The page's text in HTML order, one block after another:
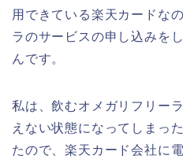
用できている楽天カードな
ラのサービスの申し込みを
んです。
私は、飲むオメガリフリー
えない状態になってしまっ
たので、楽天カード会社に